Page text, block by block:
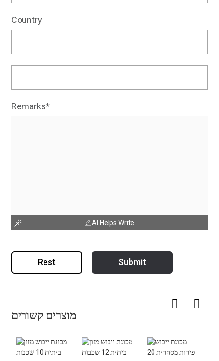
Country
Remarks*
AI Helps Write
Rest Submit
מוצרים קשורים